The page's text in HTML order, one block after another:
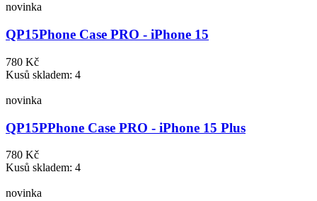
novinka
QP15Phone Case PRO - iPhone 15
780 Kč
Kusů skladem: 4
novinka
QP15PPhone Case PRO - iPhone 15 Plus
780 Kč
Kusů skladem: 4
novinka